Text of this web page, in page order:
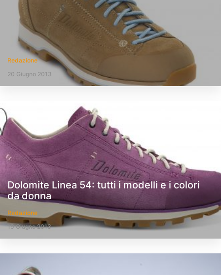
Redazione
20 Giugno 2013
Dolomite Linea 54: tutti i modelli e i colori
da donna
Redazione
19 Giugno 2013